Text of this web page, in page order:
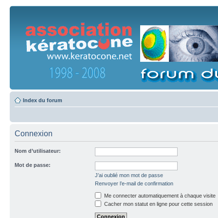
Index du forum
Connexion
Nom d’utilisateur:
Mot de passe:
J’ai oublié mon mot de passe
Renvoyer l’e-mail de confirmation
Me connecter automatiquement à chaque visite
Cacher mon statut en ligne pour cette session